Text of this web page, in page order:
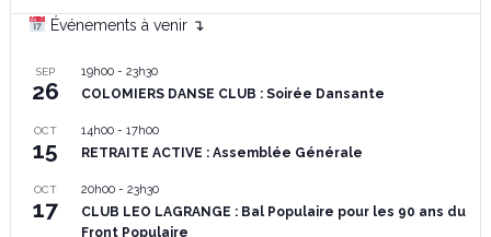
Événements à venir ↴
SEP
26
19h00- 23h30
COLOMIERS DANSE CLUB : Soirée Dansante
OCT
15
14h00- 17h00
RETRAITE ACTIVE : Assemblée Générale
OCT
17
20h00- 23h30
CLUB LEO LAGRANGE : Bal Populaire pour les 90 ans du
Front Populaire